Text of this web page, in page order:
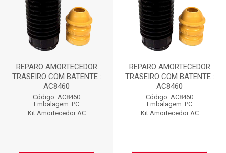
REPARO AMORTECEDOR
TRASEIRO COM BATENTE :
AC8460
Código: AC8460
Embalagem: PC
Kit Amortecedor AC
REPARO AMORTECEDOR
TRASEIRO COM BATENTE :
AC8460
Código: AC8460
Embalagem: PC
Kit Amortecedor AC